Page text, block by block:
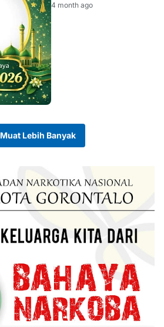
4 month ago
Muat Lebih Banyak